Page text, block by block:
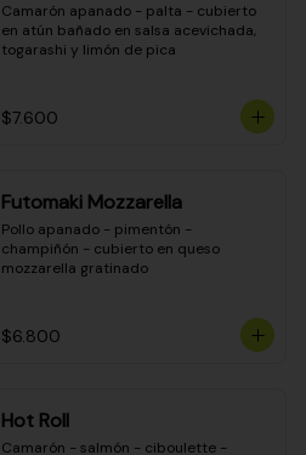
Camarón apanado - palta - cubierto
en atún bañado en salsa acevichada,
togarashi y limón de pica
$7.600
Futomaki Mozzarella
Pollo apanado - pimentón -
champiñón - cubierto en queso
mozzarella gratinado
$6.800
Hot Roll
Camarón - salmón - ciboulette -